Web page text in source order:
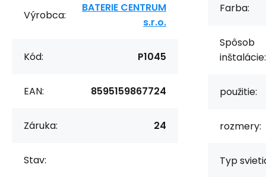
Výrobca:
BATERIE CENTRUM
s.r.o.
Kód: P1045
EAN: 8595159867724
Záruka: 24
Stav:
Farba:
Spôsob
inštalácie:
použitie:
rozmery:
Typ